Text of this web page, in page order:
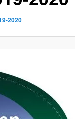
2020